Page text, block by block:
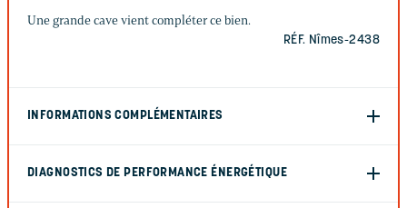
Une grande cave vient compléter ce bien.
RÉF. Nîmes-2438
INFORMATIONS COMPLÉMENTAIRES
DIAGNOSTICS DE PERFORMANCE ÉNERGÉTIQUE